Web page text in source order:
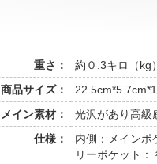
重さ：
約０.3キロ（kg）
商品サイズ：
メイン素材：
光沢があり高級
仕様：
内側：メインポ
リーポケット：